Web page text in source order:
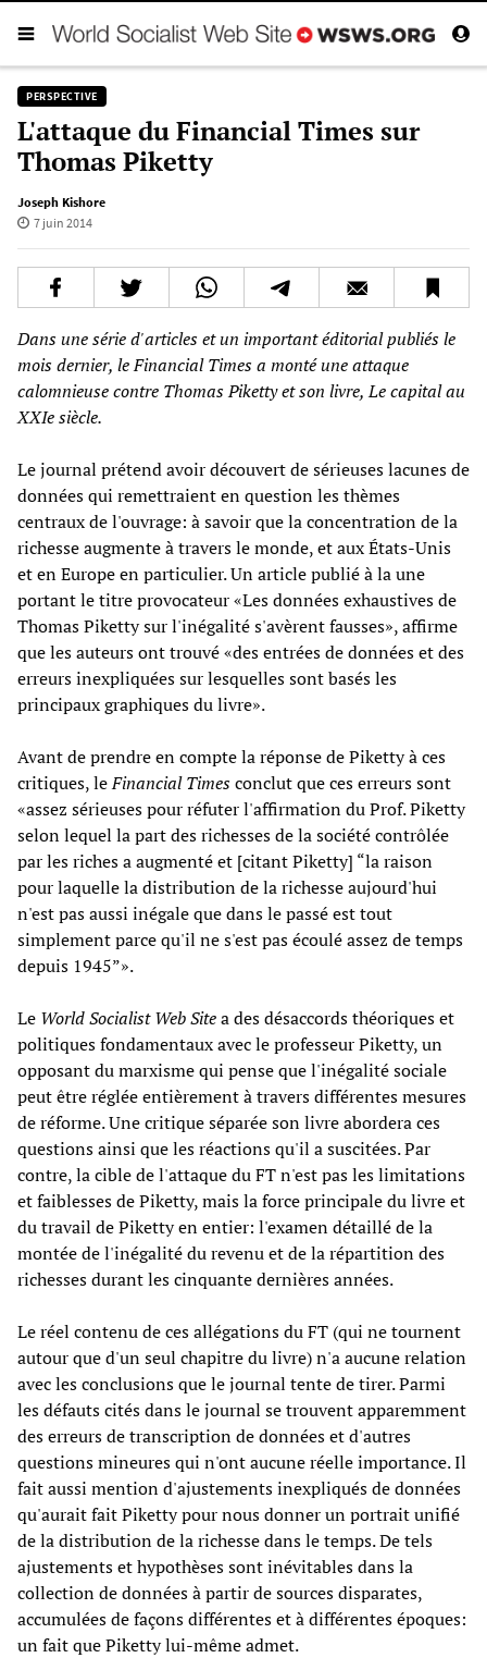
PERSPECTIVE
L'attaque du Financial Times sur
Thomas Piketty
Joseph Kishore
7 juin 2014
Dans une série d'articles et un important éditorial publiés le
mois dernier, leFinancial Timesa monté une attaque
calomnieuse contre Thomas Piketty et son livre,Le capital au
XXIe siècle.
Le journal prétend avoir découvert de sérieuses lacunes de
données qui remettraient en question les thèmes
centraux de l'ouvrage: à savoir que la concentration de la
richesse augmente à travers le monde, et aux États-Unis
et en Europe en particulier. Un article publié à la une
portant le titre provocateur «Les données exhaustives de
Thomas Piketty sur l'inégalité s'avèrent fausses», affirme
que les auteurs ont trouvé «des entrées de données et des
erreurs inexpliquées sur lesquelles sont basés les
principaux graphiques du livre».
Avant de prendre en compte la réponse de Piketty à ces
critiques, leFinancial Timesconclut que ces erreurs sont
«assez sérieuses pour réfuter l'affirmation du Prof. Piketty
selon lequel la part des richesses de la société contrôlée
par les riches a augmenté et [citant Piketty] “la raison
pour laquelle la distribution de la richesse aujourd'hui
n'est pas aussi inégale que dans le passé est tout
simplement parce qu'il ne s'est pas écoulé assez de temps
depuis 1945”».
Le World Socialist Web Sitea des désaccords théoriques et
politiques fondamentaux avec le professeur Piketty, un
opposant du marxisme qui pense que l'inégalité sociale
peut être réglée entièrement à travers différentes mesures
de réforme. Une critique séparée son livre abordera ces
questions ainsi que les réactions qu'il a suscitées. Par
contre, la cible de l'attaque du FT n'est pas les limitations
et faiblesses de Piketty, mais la force principale du livre et
du travail de Piketty en entier: l'examen détaillé de la
montée de l'inégalité du revenu et de la répartition des
richesses durant les cinquante dernières années.
Le réel contenu de ces allégations du FT (qui ne tournent
autour que d'un seul chapitre du livre) n'a aucune relation
avec les conclusions que le journal tente de tirer. Parmi
les défauts cités dans le journal se trouvent apparemment
des erreurs de transcription de données et d'autres
questions mineures qui n'ont aucune réelle importance. Il
fait aussi mention d'ajustements inexpliqués de données
qu'aurait fait Piketty pour nous donner un portrait unifié
de la distribution de la richesse dans le temps. De tels
ajustements et hypothèses sont inévitables dans la
collection de données à partir de sources disparates,
accumulées de façons différentes et à différentes époques:
un fait que Piketty lui-même admet.